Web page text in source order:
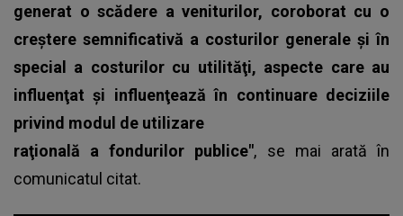
generat o scădere a veniturilor, coroborat cu o
creştere semnificativă a costurilor generale şi în
special a costurilor cu utilităţi, aspecte care au
influenţat şi influenţează în continuare deciziile
privind modul de utilizare
raţională a fondurilor publice", se mai arată în
comunicatul citat.